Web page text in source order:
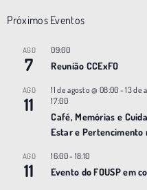
Próximos Eventos
AGO
7
09:00
Reunião CCExFO
AGO
11
11 de agosto @ 08:00 -13 de
17:00
Café, Memórias e
Estar e Pertencimento
AGO
11
16:00- 18:10
Evento do FOUSP em